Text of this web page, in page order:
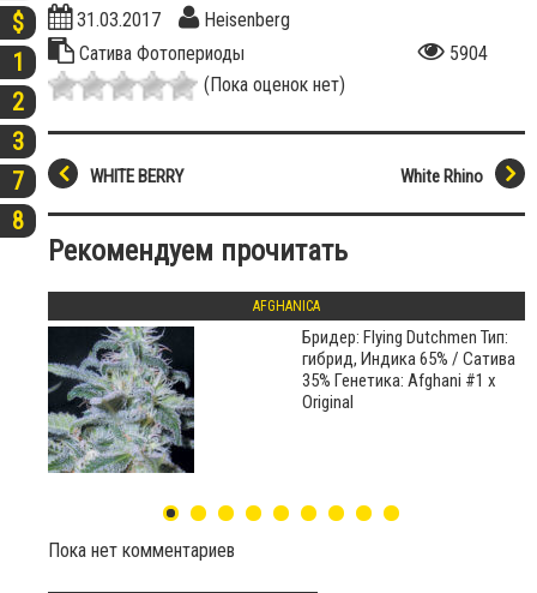
$
1
2
3
7
8
31.03.2017
Heisenberg
Сатива Фотопериоды
5904
(Пока оценок нет)
White Rhino
WHITE BERRY
Рекомендуем прочитать
AFGHANICA
Бридер: Flying Dutchmen Тип:
гибрид, Индика 65% / Сатива
35% Генетика: Afghani #1 x
Original
Пока нет комментариев